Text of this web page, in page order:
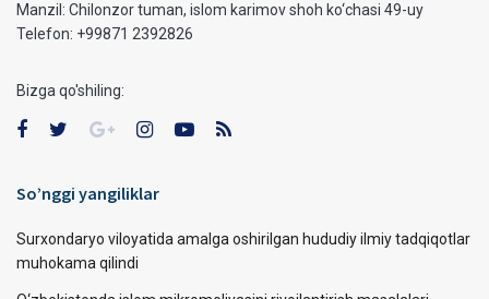
Manzil: Chilonzor tuman, islom karimov shoh ko‘chasi 49-uy
Telefon: +99871 2392826
Bizga qo'shiling:
So’nggi yangiliklar
Surxondaryo viloyatida amalga oshirilgan hududiy ilmiy tadqiqotlar
muhokama qilindi